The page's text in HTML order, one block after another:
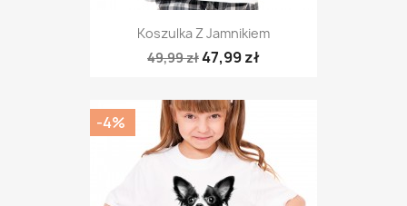
Koszulka Z Jamnikiem
49,99 zł47,99 zł
-4%